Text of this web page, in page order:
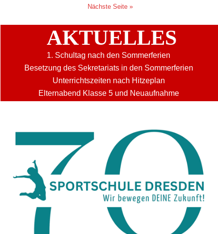
Nächste Seite »
AKTUELLES
1. Schultag nach den Sommerferien
Besetzung des Sekretariats in den Sommerferien
Unterrichtszeiten nach Hitzeplan
Elternabend Klasse 5 und Neuaufnahme